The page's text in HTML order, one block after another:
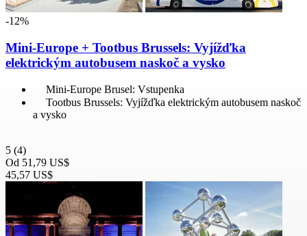
-12%
Mini-Europe + Tootbus Brussels: Vyjížďka
elektrickým autobusem naskoč a vysko
Mini-Europe Brusel: Vstupenka
Tootbus Brussels: Vyjížďka elektrickým autobusem naskoč
a vysko
5 (4)
Od 51,79 US$
45,57 US$